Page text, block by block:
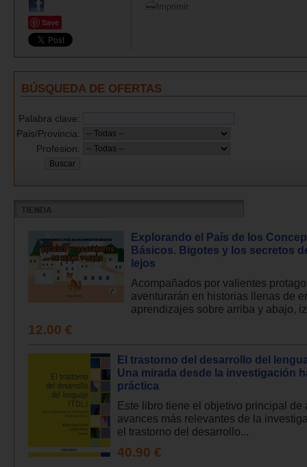
Save
Imprimir
BÚSQUEDA DE OFERTAS
Palabra clave:
Pais/Provincia:
Profesion:
Explorando el País de los
Básicos. Bigotes y los secretos
lejos
Acompañados por valientes
aventurarán en historias llenas de
aprendizajes sobre arriba y abajo,
12.00 €
El trastorno del desarrollo del
Una mirada desde la investigación
práctica
Este libro tiene el objetivo principal de
avances más relevantes de la
el trastorno del desarrollo...
40.90 €